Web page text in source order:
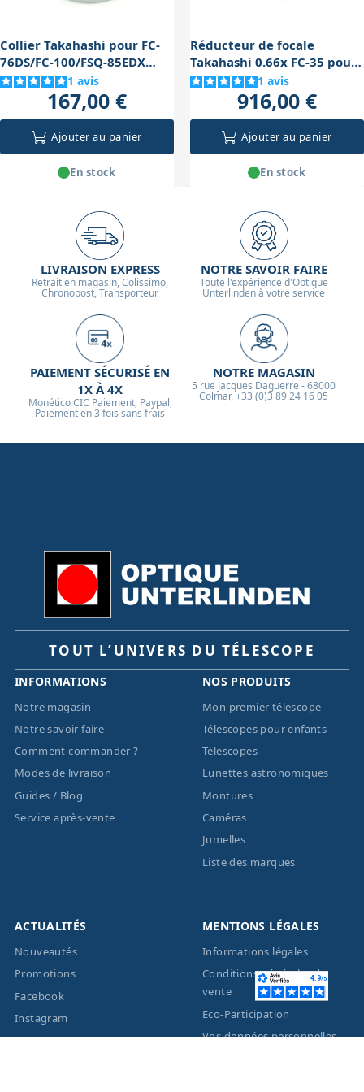
Collier Takahashi pour FC-
76DS/FC-100/FSQ-85EDX
(diamètre 95mm)
1 avis
167,00 €
Ajouter au panier
En stock
Réducteur de focale
Takahashi 0.66x FC-35 pour
FC-100DF
1 avis
916,00 €
Ajouter au panier
En stock
LIVRAISON EXPRESS
Retrait en magasin, Colissimo,
Chronopost, Transporteur
NOTRE SAVOIR FAIRE
Toute l'expérience d'Optique
Unterlinden à votre service
PAIEMENT SÉCURISÉ EN
1X À 4X
Monético CIC Paiement, Paypal,
Paiement en 3 fois sans frais
NOTRE MAGASIN
5 rue Jacques Daguerre - 68000
Colmar, +33 (0)3 89 24 16 05
TOUT L’UNIVERS DU TÉLESCOPE
INFORMATIONS
Notre magasin
Notre savoir faire
Comment commander ?
Modes de livraison
Guides / Blog
Service après-vente
NOS PRODUITS
Mon premier télescope
Télescopes pour enfants
Télescopes
Lunettes astronomiques
Montures
Caméras
Jumelles
Liste des marques
ACTUALITÉS
Nouveautés
Promotions
Facebook
Instagram
MENTIONS LÉGALES
Informations légales
Conditions générales de
vente
Eco-Participation
Vos données personnelles